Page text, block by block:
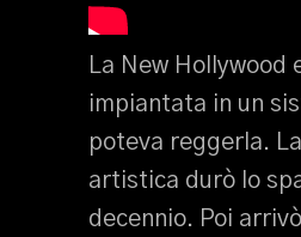
La New Hollywood
impiantata in un
poteva reggerla.
artistica durò lo
decennio. Poi